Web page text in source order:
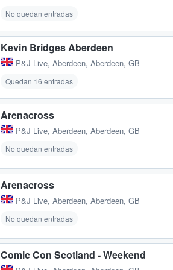
No quedan entradas
Kevin Bridges Aberdeen
P&J Live, Aberdeen, Aberdeen, GB
Quedan 16 entradas
Arenacross
P&J Live, Aberdeen, Aberdeen, GB
No quedan entradas
Arenacross
P&J Live, Aberdeen, Aberdeen, GB
No quedan entradas
Comic Con Scotland - Weekend